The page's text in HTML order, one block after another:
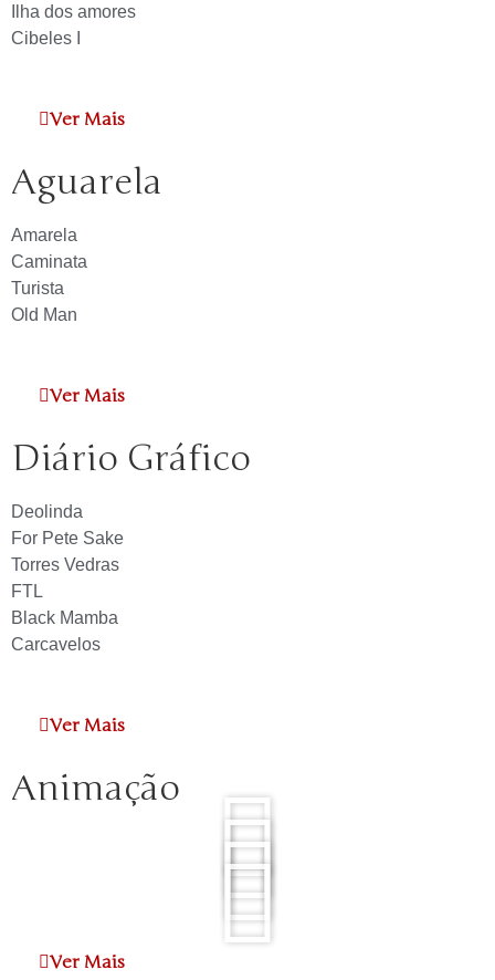
Ilha dos amores
Cibeles I
Ver Mais
Aguarela
Amarela
Caminata
Turista
Old Man
Ver Mais
Diário Gráfico
Deolinda
For Pete Sake
Torres Vedras
FTL
Black Mamba
Carcavelos
Ver Mais
Animação
Ver Mais